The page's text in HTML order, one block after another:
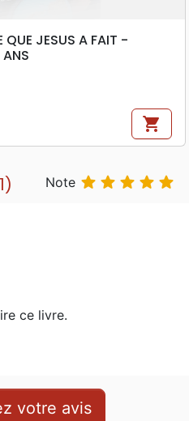
QUE JESUS A FAIT -
shopping_cart
Note     
ce livre.
votre avis